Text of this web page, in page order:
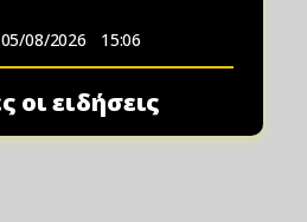
05/08/2026 15:06
οι ειδήσεις